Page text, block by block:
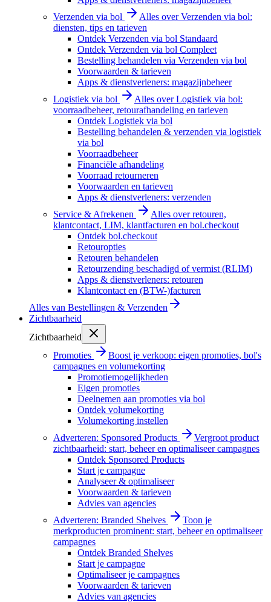
Verzenden via bol
Alles over Verzenden via bol:
diensten, tips en tarieven
Ontdek Verzenden via bol Standaard
Ontdek Verzenden via bol Compleet
Bestelling behandelen via Verzenden via bol
Voorwaarden & tarieven
Apps & dienstverleners: magazijnbeheer
Logistiek via bol
Alles over Logistiek via bol:
voorraadbeheer, retourafhandeling en tarieven
Ontdek Logistiek via bol
Bestelling behandelen & verzenden via logistiek
via bol
Voorraadbeheer
Financiële afhandeling
Voorraad retourneren
Voorwaarden en tarieven
Apps & dienstverleners: verzenden
Service & Afrekenen
Alles over retouren,
klantcontact, LIM, klantfacturen en bol.checkout
Ontdek bol.checkout
Retouropties
Retouren behandelen
Retourzending beschadigd of vermist (RLIM)
Apps & dienstverleners: retouren
Klantcontact en (BTW-)facturen
Alles van Bestellingen & Verzenden
Zichtbaarheid
Zichtbaarheid
Promoties
Boost je verkoop: eigen promoties, bol's
campagnes en volumekorting
Promotiemogelijkheden
Eigen promoties
Deelnemen aan promoties via bol
Ontdek volumekorting
Volumekorting instellen
Adverteren: Sponsored Products
Vergroot product
zichtbaarheid: start, beheer en optimaliseer campagnes
Ontdek Sponsored Products
Start je campagne
Analyseer & optimaliseer
Voorwaarden & tarieven
Advies van agencies
Adverteren: Branded Shelves
Toon je
merkproducten prominent: start, beheer en optimaliseer
campagnes
Ontdek Branded Shelves
Start je campagne
Optimaliseer je campagnes
Voorwaarden & tarieven
Advies van agencies